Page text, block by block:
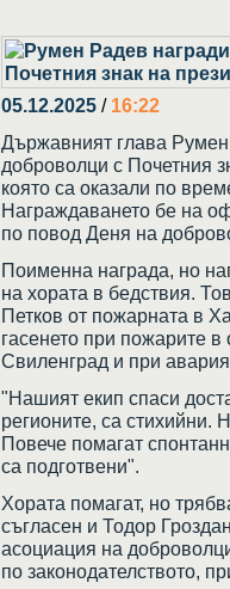
05.12.2025 / 16:22
Държавният глава
доброволци с Почетния
която са оказали по
Награждаването бе на
по повод Деня на
Поименна награда, но
на хората в бедствия.
Петков от пожарната в
гасенето при пожарите
Свиленград и при
"Нашият екип спаси
регионите, са стихийни.
Повече помагат
са подготвени".
Хората помагат, но
съгласен и Тодор
асоциация на
по законодателството,